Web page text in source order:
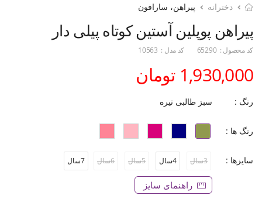
دخترانه پیراهن، سارافون
پیراهن پوپلین آستین کوتاه پیلی دار
کد محصول : 65290 کد مدل : 10563
1,930,000 تومان
رنگ : سبز طالبی تیره
رنگ ها :
سایزها : 3سال 4سال 5سال 6سال 7سال
راهنمای سایز